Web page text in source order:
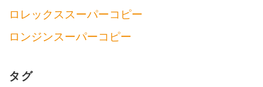
ロレックススーパーコピー
ロンジンスーパーコピー
タグ